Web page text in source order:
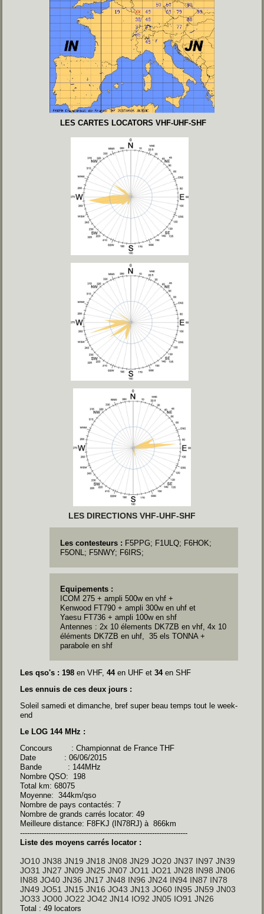
LES CARTES LOCATORS VHF-UHF-SHF
LES DIRECTIONS VHF-UHF-SHF
Les contesteurs : F5PPG; F1ULQ; F6HOK;
F5ONL; F5NWY; F6IRS;
Equipements :
ICOM 275 + ampli 500w en vhf +
Kenwood FT790+ ampli 300w en uhf et
Yaesu FT736+ ampli 100w en shf
Antennes : 2x 10 élements DK7ZB en vhf, 4x 10
éléments DK7ZB en uhf, 35 els TONNA +
parabole en shf
Les qso's : 198 en VHF,44en UHF et34en SHF
Les ennuis de ces deux jours :
Soleil samedi et dimanche, bref super beau temps tout le week-
end
Le LOG 144 MHz :
Concours : Championnat de France THF
Date : 06/06/2015
Bande : 144MHz
Nombre QSO: 198
Total km: 68075
Moyenne: 344km/qso
Nombre de pays contactés: 7
Nombre de grands carrés locator: 49
Meilleure distance: F8FKJ (IN78RJ) à 866km
-----------------------------------------------------------------------
Liste des moyens carrés locator :
JO10 JN38 JN19 JN18 JN08 JN29 JO20 JN37 IN97 JN39
JO31 JN27 JN09 JN25 JN07 JO11 JO21 JN28 IN98 JN06
IN88 JO40 JN36 JN17 JN48 IN96 JN24 IN94 IN87 IN78
JN49 JO51 JN15 JN16 JO43 JN13 JO60 IN95 JN59 JN03
JO33 JO00 JO22 JO42 JN14 IO92 JN05 IO91 JN26
Total : 49 locators